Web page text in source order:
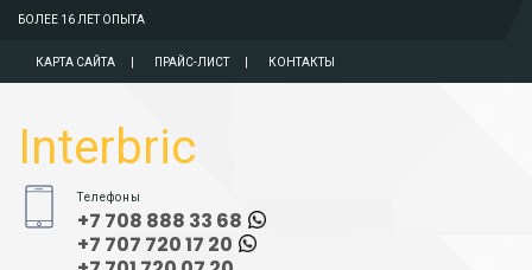
БОЛЕЕ 16 ЛЕТ ОПЫТА
КАРТА САЙТА ПРАЙС-ЛИСТ КОНТАКТЫ
Interbric
Телефоны
+7 708 888 33 68
+7 707 720 17 20